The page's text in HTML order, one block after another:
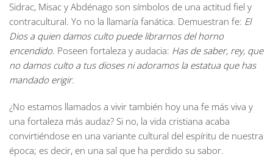
Sidrac, Misac y Abdénago son símbolos de una actitud fiel y
contracultural. Yo no la llamaría fanática. Demuestran fe: El
Dios a quien damos culto puede librarnos del horno
encendido. Poseen fortaleza y audacia: Has de saber, rey, que
no damos culto a tus dioses ni adoramos la estatua que has
mandado erigir.
¿No estamos llamados a vivir también hoy una fe más viva y
una fortaleza más audaz? Si no, la vida cristiana acaba
convirtiéndose en una variante cultural del espíritu de nuestra
época; es decir, en una sal que ha perdido su sabor.